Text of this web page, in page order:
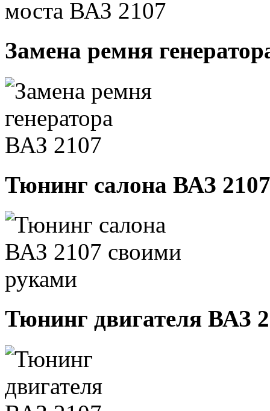
Замена ремня
Тюнинг салона ВАЗ
Тюнинг двигателя ВАЗ